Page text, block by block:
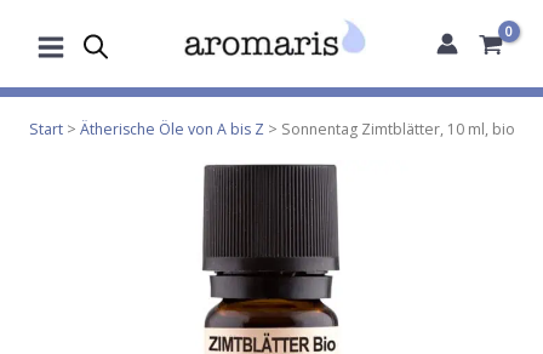
Inhalt
Start> Ätherische Öle von A bis Z > Sonnentag Zimtblätter, 10 ml, bio